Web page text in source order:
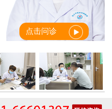
点击问诊